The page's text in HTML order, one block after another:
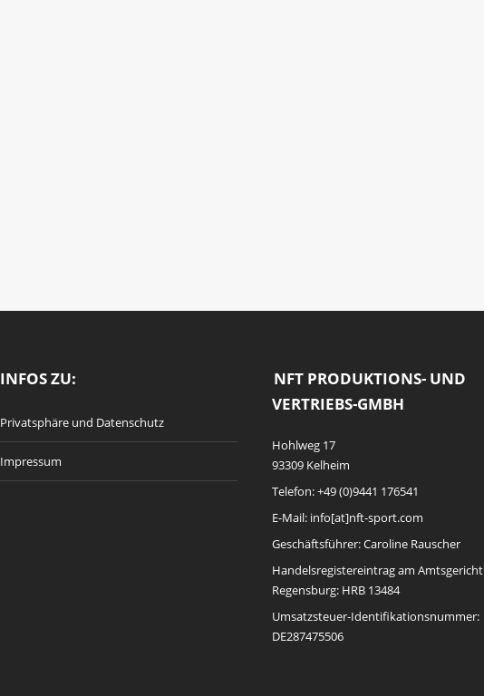
INFOS ZU:
Privatsphäre und Datenschutz
Impressum
NFT PRODUKTIONS- UND
VERTRIEBS-GMBH
Hohlweg 17
93309 Kelheim
Telefon: +49 (0)9441 176541
E-Mail: info[at]nft-sport.com
Geschäftsführer: Caroline Rauscher
Handelsregistereintrag am Amtsgericht
Regensburg: HRB 13484
Umsatzsteuer-Identifikationsnummer:
DE287475506